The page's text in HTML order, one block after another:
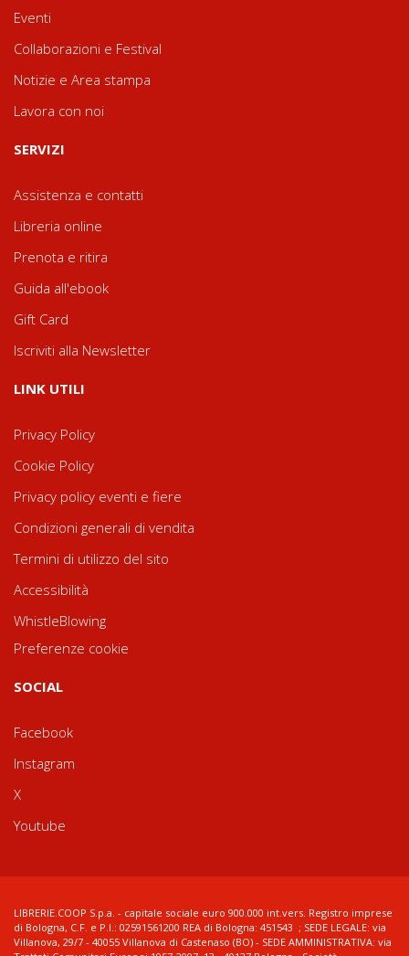
Eventi
Collaborazioni e Festival
Notizie e Area stampa
Lavora con noi
SERVIZI
Assistenza e contatti
Libreria online
Prenota e ritira
Guida all'ebook
Gift Card
Iscriviti alla Newsletter
LINK UTILI
Privacy Policy
Cookie Policy
Privacy policy eventi e fiere
Condizioni generali di vendita
Termini di utilizzo del sito
Accessibilità
WhistleBlowing
Preferenze cookie
SOCIAL
Facebook
Instagram
X
Youtube
LIBRERIE.COOP S.p.a. - capitale sociale euro 900.000 int.vers. Registro imprese
di Bologna, C.F. e P.I.: 02591561200 REA di Bologna: 451543 ; SEDE LEGALE: via
Villanova, 29/7 - 40055 Villanova di Castenaso (BO) - SEDE AMMINISTRATIVA: via